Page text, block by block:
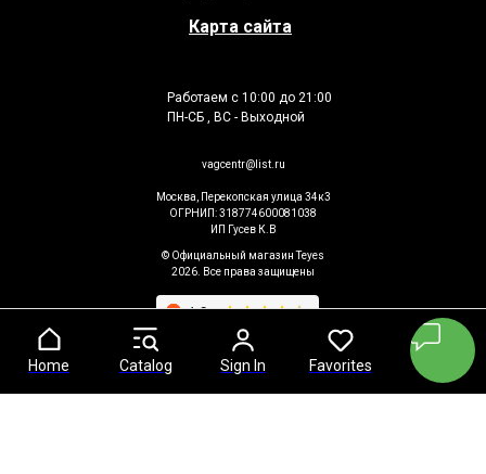
Home Catalog Sign In Favorites
Home Catalog Sign In Favorites
Москва, Перекопская улица 34к3
ОГРНИП: 318774600081038
ИП Гусев К.В
vagcentr@list.ru
© Официальный магазин Teyes
2026. Все права защищены
Работаем с 10:00 до 21:00
ПН-СБ , ВС - Выходной
Карта сайта